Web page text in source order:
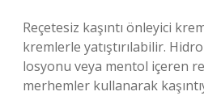
Reçetesiz kaşıntı önleyici
kremlerle yatıştırılabilir.
losyonu veya mentol içeren
merhemler kullanarak